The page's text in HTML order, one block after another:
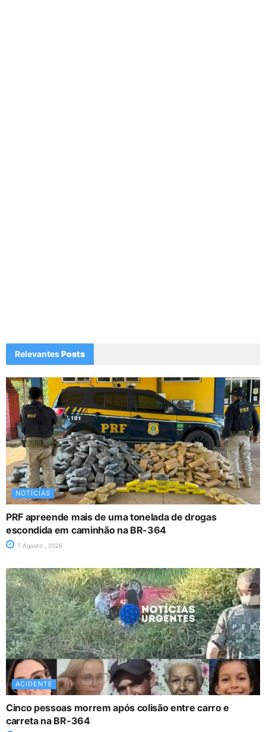
RelevantesPosts
NOTÍCIAS
PRF apreende mais de uma tonelada de drogas
escondida em caminhão na BR-364
7 Agosto , 2026
ACIDENTE
Cinco pessoas morrem após colisão entre carro e
carreta na BR-364